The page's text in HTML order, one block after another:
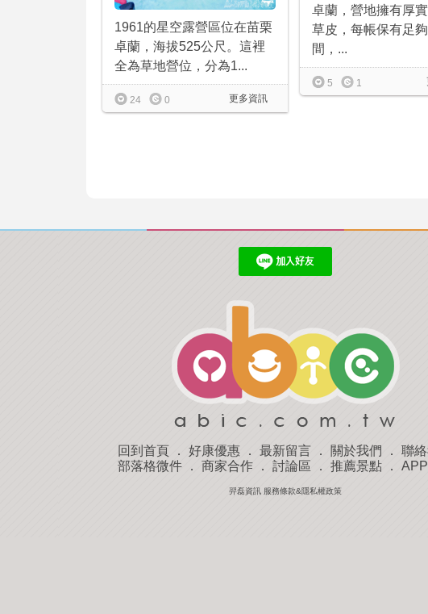
1961的星空露營區位在苗栗
卓蘭，海拔525公尺。這裡
全為草地營位，分為1...
更多資訊
24 0
卓蘭，營地擁有厚
草皮，每帳保有足
間，...
5 1
回到首頁 ． 好康優惠 ． 最新留言 ． 關於我們 ． 聯
部落格微件． 商家合作． 討論區 ． 推薦景點．
羿磊資訊 服務條款&隱私權政策